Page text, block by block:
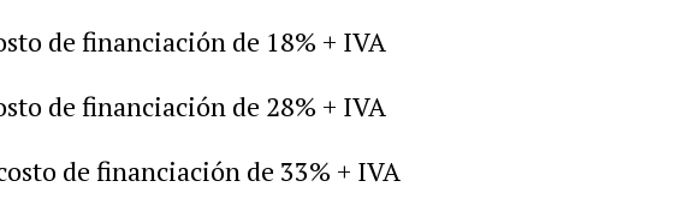
de financiación de 18% + IVA
de financiación de 28% + IVA
de financiación de 33% + IVA